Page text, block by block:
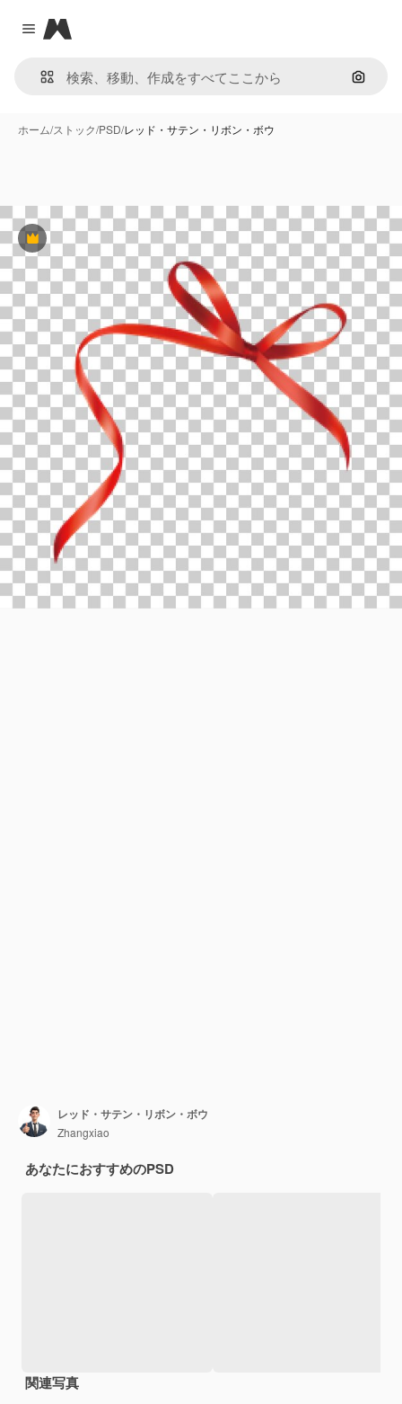
Close menu
Magnific
画像で
ホーム/ストック/PSD/レッド・サテン・リボン・ボウ
Premium
レッド・サテン・リボン・ボウ
Zhangxiao
あなたにおすすめのPSD
関連写真